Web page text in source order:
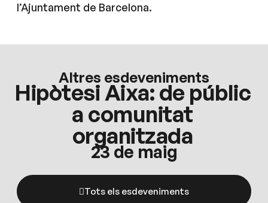
l’Ajuntament de Barcelona.
Altres esdeveniments
Hipòtesi Aixa: de públic
a comunitat
organitzada
23 de maig
Tots els esdeveniments